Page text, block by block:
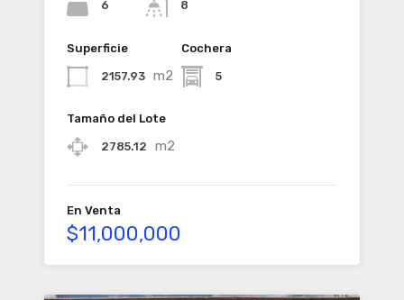
6 8
Superficie
2157.93 m2
Cochera
5
Tamaño del Lote
2785.12 m2
En Venta
$11,000,000